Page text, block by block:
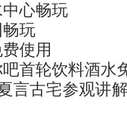
中心畅玩
畅玩
使用
吧首轮饮料酒水
言古宅参观讲